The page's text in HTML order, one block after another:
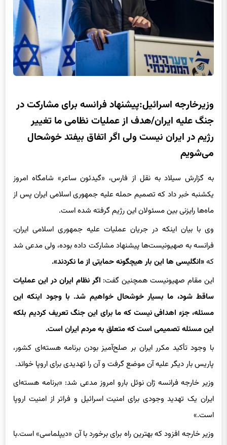
وزیرخارجه اسرائیل:پیشنهاد فرانسه برای مشارکت در
جنگ علیه ایران/هدف از عملیات نظامی ما تغییر
رژیم در ایران نیست ولی اگر اتفاق بیفتد خوشحال
می‌شویم
به گزارش سیلاد به نقل از فارس، «گیدئون ساعر» شامگاه امروز
یکشنبه خبر داد که تصمیم حمله علیه جمهوری اسلامی ایران پس از
ماه‌ها رایزنی بین مسئولان این رژیم گرفته شده است.
وی با بیان اینکه در جریان عملیات علیه جمهوری اسلامی ایران،
فرانسه به صهیونیست‌ها پیشنهاد مشارکت داده بوده، ولی مدعی شد
که«انگلیسی ها این بار هیچگونه حمایتی از ما نکردند».
این مقام صهیونیست همچنین گفت: اگر نظام ایران در این عملیات
ساقط شود، ما بسیار خوشحال خواهیم شد. با وجود اینکه این
مسئله، جزء اهدافی نیست که ما برای این جنگ تعریف کردیم بلکه
این مسئله تصمیمی است که متعلق به مردم ایران است.
با وجود تأکید مکرر ایران بر صلح‌آمیز بودن برنامه هسته‌ای کشور،
پاریس بار دیگر علیه آن موضع گرفت و آن را تهدیدی برای اروپا خواند.
وزیر خارجه فرانسه ژان نوئل بارو امروز مدعی شد: «برنامه هسته‌ای
ایران یک تهدید وجودی برای امنیت اسرائیل و فراتر از امنیت اروپا
است.»
وزیر خارجه افزود که بهترین راه برای برخورد با آن «دیپلماسی» است.با